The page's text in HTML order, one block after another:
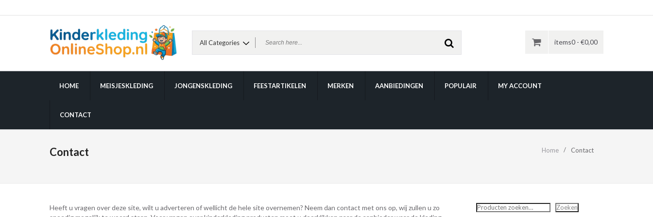
items0 - €0,00
HOME MEISJESKLEDING JONGENSKLEDING FEESTARTIKELEN MERKEN AANBIEDINGEN POPULAIR MY ACCOUNT
CONTACT
Contact Home Contact
Heeft u vragen over deze site, wilt u adverteren of wellicht de hele site overnemen? Neem dan contact met ons op, wij zullen u zo
Zoeken Zoeken